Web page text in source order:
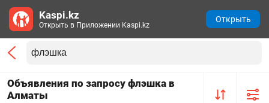
Объявления по запросу флэшка в
Алматы
Kaspi.kz
Открыть в Приложении Kaspi.kz
Открыть